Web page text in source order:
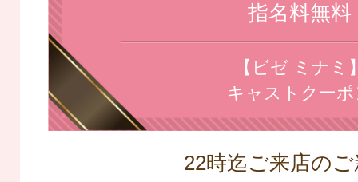
指名料無料
【ビゼ ミナミ
キャストクー
22時迄ご来店の